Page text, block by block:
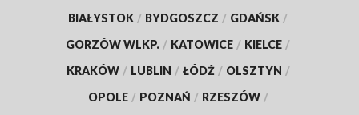
BIAŁYSTOK / BYDGOSZCZ / GDAŃSK /
GORZÓW WLKP. / KATOWICE / KIELCE /
KRAKÓW / LUBLIN / ŁÓDŹ / OLSZTYN /
OPOLE / POZNAŃ / RZESZÓW /